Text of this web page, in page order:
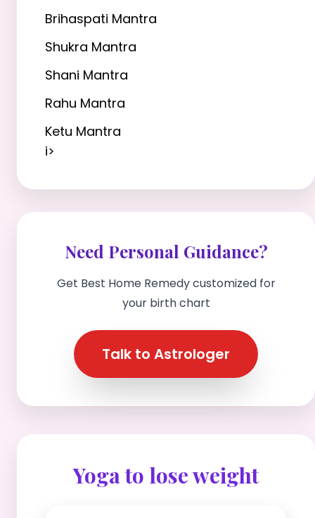
Brihaspati Mantra
Shukra Mantra
Shani Mantra
Rahu Mantra
Ketu Mantra
i>
Need Personal Guidance?
Get Best Home Remedy customized for
your birth chart
Talk to Astrologer
Yoga to lose weight